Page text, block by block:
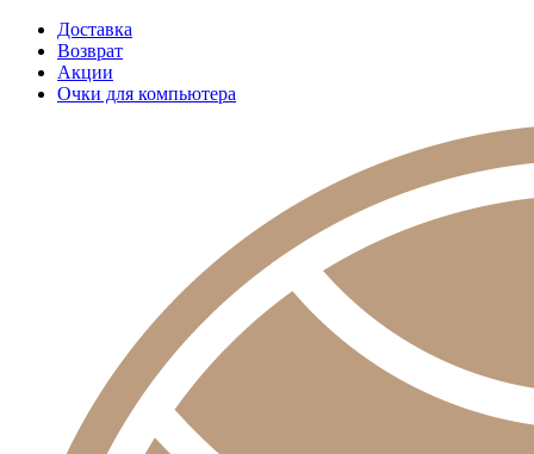
Доставка
Возврат
Акции
Очки для компьютера